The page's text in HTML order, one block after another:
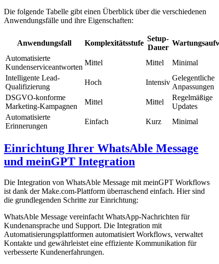
Die folgende Tabelle gibt einen Überblick über die verschiedenen
Anwendungsfälle und ihre Eigenschaften:
Anwendungsfall Komplexitätsstufe
Setup-
Dauer
Automatisierte
Kundenserviceantworten
Mittel Mittel
Minimal
Intelligente Lead-
Qualifizierung
Hoch Intensiv
Gelegentliche
Anpassungen
DSGVO-konforme
Marketing-Kampagnen
Mittel Mittel
Regelmäßige
Updates
Automatisierte
Erinnerungen
Einfach Kurz Minimal
Einrichtung Ihrer WhatsAble Message
und meinGPT Integration
Die Integration von WhatsAble Message mit meinGPT Workflows
ist dank der Make.com-Plattform überraschend einfach. Hier sind
die grundlegenden Schritte zur Einrichtung:
WhatsAble Message vereinfacht WhatsApp-Nachrichten für
Kundenansprache und Support. Die Integration mit
Automatisierungsplattformen automatisiert Workflows, verwaltet
Kontakte und gewährleistet eine effiziente Kommunikation für
verbesserte Kundenerfahrungen.